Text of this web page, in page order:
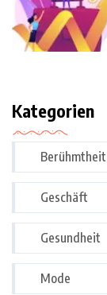
Kategorien
Berühmtheit
Geschäft
Gesundheit
Mode